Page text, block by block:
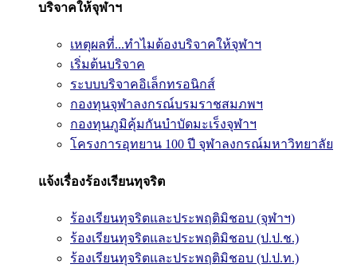
บริจาคให้จุฬาฯ
เหตุผลที่...ทำไมต้องบริจาคให้จุฬาฯ
เริ่มต้นบริจาค
ระบบบริจาคอิเล็กทรอนิกส์
กองทุนจุฬาลงกรณ์บรมราชสมภพฯ
กองทุนภูมิคุ้มกันบำบัดมะเร็งจุฬาฯ
โครงการอุทยาน 100 ปี จุฬาลงกรณ์มหาวิทยาลัย
แจ้งเรื่องร้องเรียนทุจริต
ร้องเรียนทุจริตและประพฤติมิชอบ (จุฬาฯ)
ร้องเรียนทุจริตและประพฤติมิชอบ (ป.ป.ช.)
ร้องเรียนทุจริตและประพฤติมิชอบ (ป.ป.ท.)